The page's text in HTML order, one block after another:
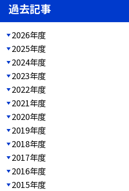
過去記事
2026年度
2025年度
2024年度
2023年度
2022年度
2021年度
2020年度
2019年度
2018年度
2017年度
2016年度
2015年度